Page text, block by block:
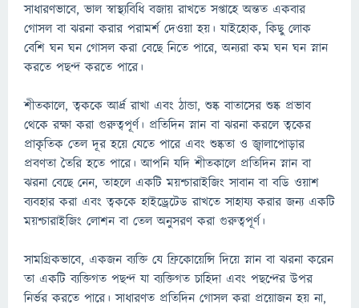
সাধারণভাবে, ভাল স্বাস্থ্যবিধি বজায় রাখতে সপ্তাহে অন্তত একবার
গোসল বা ঝরনা করার পরামর্শ দেওয়া হয়। যাইহোক, কিছু লোক
বেশি ঘন ঘন গোসল করা বেছে নিতে পারে, অন্যরা কম ঘন ঘন স্নান
করতে পছন্দ করতে পারে।
শীতকালে, ত্বককে আর্দ্র রাখা এবং ঠান্ডা, শুষ্ক বাতাসের শুষ্ক প্রভাব
থেকে রক্ষা করা গুরুত্বপূর্ণ। প্রতিদিন স্নান বা ঝরনা করলে ত্বকের
প্রাকৃতিক তেল দূর হয়ে যেতে পারে এবং শুষ্কতা ও জ্বালাপোড়ার
প্রবণতা তৈরি হতে পারে। আপনি যদি শীতকালে প্রতিদিন স্নান বা
ঝরনা বেছে নেন, তাহলে একটি ময়শ্চারাইজিং সাবান বা বডি ওয়াশ
ব্যবহার করা এবং ত্বককে হাইড্রেটেড রাখতে সাহায্য করার জন্য একটি
ময়শ্চারাইজিং লোশন বা তেল অনুসরণ করা গুরুত্বপূর্ণ।
সামগ্রিকভাবে, একজন ব্যক্তি যে ফ্রিকোয়েন্সি দিয়ে স্নান বা ঝরনা করেন
তা একটি ব্যক্তিগত পছন্দ যা ব্যক্তিগত চাহিদা এবং পছন্দের উপর
নির্ভর করতে পারে। সাধারণত প্রতিদিন গোসল করা প্রয়োজন হয় না,